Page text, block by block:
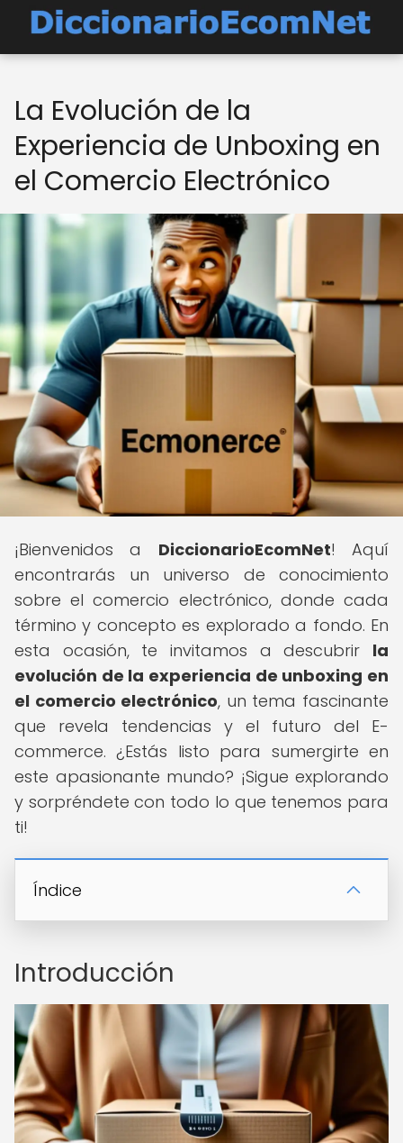
La Evolución de la
Experiencia de Unboxing en
el Comercio Electrónico
¡Bienvenidos a DiccionarioEcomNet! Aquí
encontrarás un universo de conocimiento
sobre el comercio electrónico, donde cada
término y concepto es explorado a fondo. En
esta ocasión, te invitamos a descubrir la
evolución de la experiencia de unboxing en
el comercio electrónico, un tema fascinante
que revela tendencias y el futuro del E-
commerce. ¿Estás listo para sumergirte en
este apasionante mundo? ¡Sigue explorando
y sorpréndete con todo lo que tenemos para
ti!
Índice
Introducción